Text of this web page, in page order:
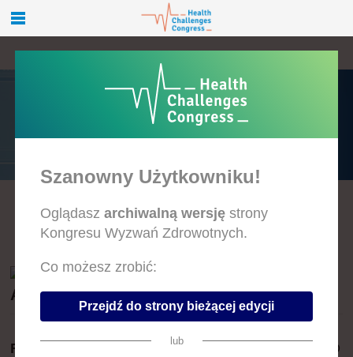
PRELEGENCI
B C D E F G H I J K L Ł
R S T U W Z
AGNIESZKA JANKOWSKA-ZDUŃCZYK
Firma: Specjalistyczna Praktyka Lekarska AGAMED
Szanowny Użytkowniku!
Oglądasz archiwalną wersję strony
Kongresu Wyzwań Zdrowotnych.
Co możesz zrobić:
Przejdź do strony bieżącej edycji
lub